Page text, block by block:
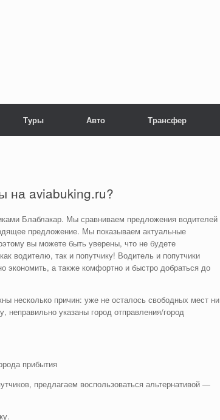
Туры Авто Трансфер
на aviabuking.ru?
Блаблакар. Мы сравниваем предложения водителей
предложение. Мы показываем актуальные
вы можете быть уверены, что не будете
водителю, так и попутчику! Водитель и попутчики
экономить, а также комфортно и быстро добраться до
несколько причин: уже не осталось свободных мест ни
указаны город отправления/город
прибытия
предлагаем воспользоваться альтернативой —